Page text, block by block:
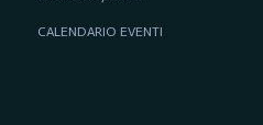
CALENDARIO EVENTI